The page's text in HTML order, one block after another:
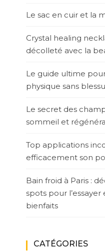
Le sac en cuir et la
Crystal healing
décolleté avec la
Le guide ultime
physique sans
Le secret des
sommeil et
Top applications
efficacement son
Bain froid à Paris :
spots pour
bienfaits
CATÉGORIES